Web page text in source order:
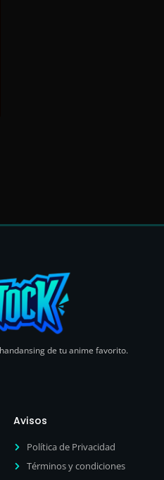
de tu anime favorito.
Avisos
Política de Privacidad
Términos y condiciones